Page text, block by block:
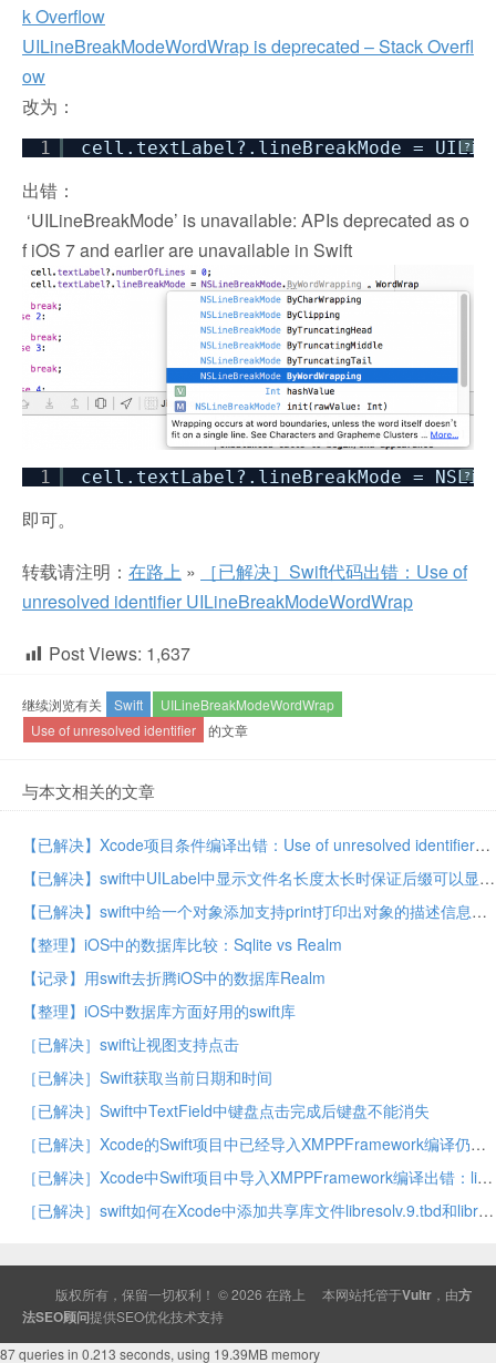
k Overflow
UILineBreakModeWordWrap is deprecated – Stack Overfl
ow
改为：
?
1 cell.textLabel?.lineBreakMode =
出错：
‘UILineBreakMode’ is unavailable: APIs deprecated as o
f iOS 7 and earlier are unavailable in Swift
?
1 cell.textLabel?.lineBreakMode =
即可。
转载请注明： 在路上 »
［已解决］Swift代码出错：Use of
unresolved identifier UILineBreakModeWordWrap
Post Views: 1,637
继续浏览有关 Swift
UILineBreakModeWordWrap
Use of unresolved identifier
的文章
与本文相关的文章
【已解决】Xcode项目条件编译出错：Use of unresolved identifier
【已解决】swift中UILabel中显示文件名长度太长时保证后缀可以显示
【已解决】swift中给一个对象添加支持print打印出对象的描述信息
【整理】iOS中的数据库比较：Sqlite vs Realm
【记录】用swift去折腾iOS中的数据库Realm
【整理】iOS中数据库方面好用的swift库
［已解决］swift让视图支持点击
［已解决］Swift获取当前日期和时间
［已解决］Swift中TextField中键盘点击完成后键盘不能消失
［已解决］Xcode的Swift项目中已经导入XMPPFramework编译仍出错：Use of undeclared type ‘XMPPStream’
［已解决］Xcode中Swift项目中导入XMPPFramework编译出错：libxml xmlversion.h file not found
［已解决］swift如何在Xcode中添加共享库文件libresolv.9.tbd和libresolv.tbd
版权所有，保留一切权利！ © 2026 在路上 本网站托管于Vultr ，由方
法SEO顾问提供SEO优化技术支持
87 queries in 0.213 seconds, using 19.39MB memory